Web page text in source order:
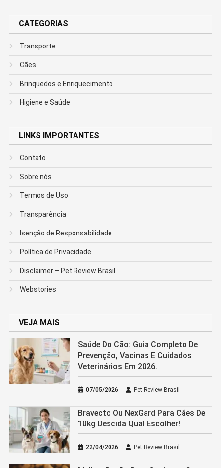
CATEGORIAS
Transporte
Cães
Brinquedos e Enriquecimento
Higiene e Saúde
LINKS IMPORTANTES
Contato
Sobre nós
Termos de Uso
Transparência
Isenção de Responsabilidade
Política de Privacidade
Disclaimer – Pet Review Brasil
Webstories
VEJA MAIS
Saúde Do Cão: Guia Completo De
Prevenção, Vacinas E Cuidados
Veterinários Em 2026.
07/05/2026 Pet Review Brasil
Bravecto Ou NexGard Para Cães De
10kg Descida Qual Escolher!
22/04/2026 Pet Review Brasil